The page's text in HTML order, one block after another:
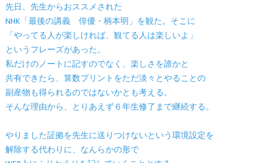
先日、先生からおススメされた
NHK「最後の講義 俳優・柄本明」を観た。そこに
「やってる人が楽しければ、観てる人は楽しいよ」
というフレーズがあった。
私だけのノートに記すのでなく、楽しさを誰かと
共有できたら、算数プリントをただ淡々とやることの
副産物も得られるのではないかとも考える。
そんな理由から、とりあえず６年生修了まで継続する。
やりました証拠を先生に送りつけないという環境設定を
解除する代わりに、なんらかの形で